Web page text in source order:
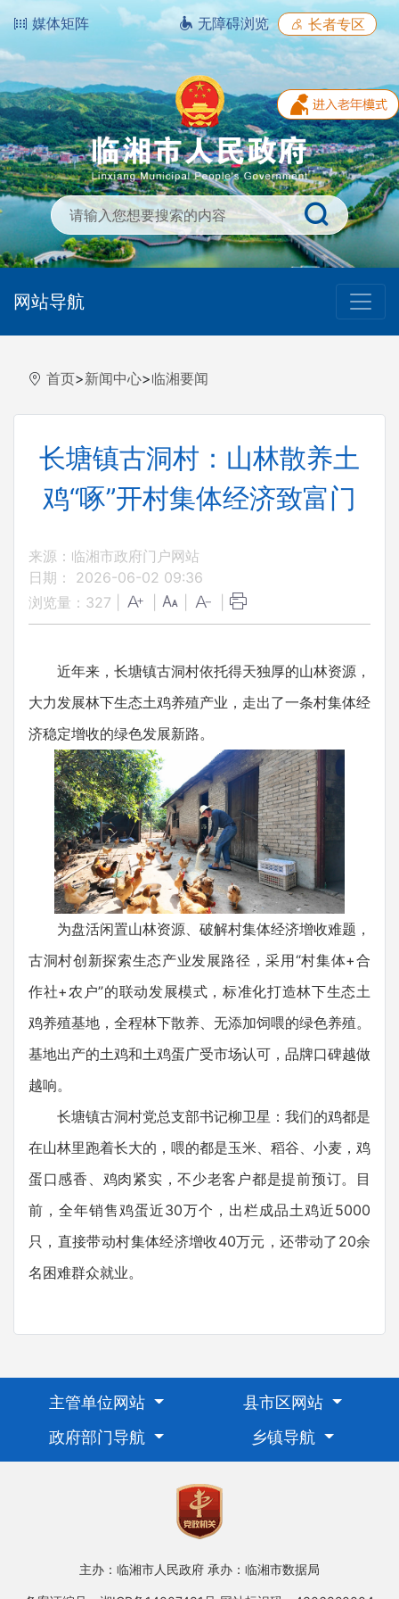
媒体矩阵 无障碍浏览 长者专区
网站导航
首页>新闻中心>临湘要闻
长塘镇古洞村：山林散养土
鸡“啄”开村集体经济致富门
来源：临湘市政府门户网站
日期： 2026-06-02 09:36
浏览量： 327
近年来，长塘镇古洞村依托得天独厚的山林资源，
大力发展林下生态土鸡养殖产业，走出了一条村集体经
济稳定增收的绿色发展新路。
为盘活闲置山林资源、破解村集体经济增收难题，
古洞村创新探索生态产业发展路径，采用“村集体+合
作社+农户”的联动发展模式，标准化打造林下生态土
鸡养殖基地，全程林下散养、无添加饲喂的绿色养殖。
基地出产的土鸡和土鸡蛋广受市场认可，品牌口碑越做
越响。
长塘镇古洞村党总支部书记柳卫星：我们的鸡都是
在山林里跑着长大的，喂的都是玉米、稻谷、小麦，鸡
蛋口感香、鸡肉紧实，不少老客户都是提前预订。目
前，全年销售鸡蛋近30万个，出栏成品土鸡近5000
只，直接带动村集体经济增收40万元，还带动了20余
名困难群众就业。
主管单位网站
县市区网站
政府部门导航
乡镇导航
主办：临湘市人民政府 承办：临湘市数据局